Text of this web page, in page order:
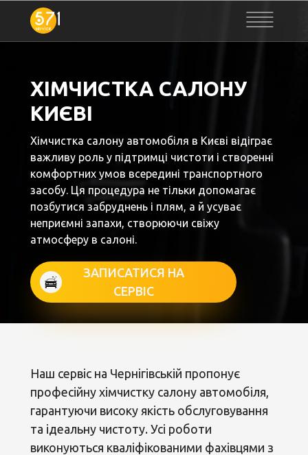
ХІМЧИСТКА САЛОНУ
КИЄВІ
Хімчистка салону автомобіля в Києві відіграє
важливу роль у підтримці чистоти і створенні
комфортних умов всередині транспортного
засобу. Ця процедура не тільки допомагає
позбутися забруднень і плям, а й усуває
неприємні запахи, створюючи свіжу
атмосферу в салоні.
ЗАПИСАТИСЯ НА
СЕРВІС
Наш сервіс на Чернігівській пропонує
професійну хімчистку салону автомобіля,
гарантуючи високу якість обслуговування
та ідеальну чистоту. Усі роботи
виконуються кваліфікованими фахівцями з